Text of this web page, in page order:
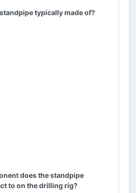
typically made of?
does the standpipe
to on the drilling rig?